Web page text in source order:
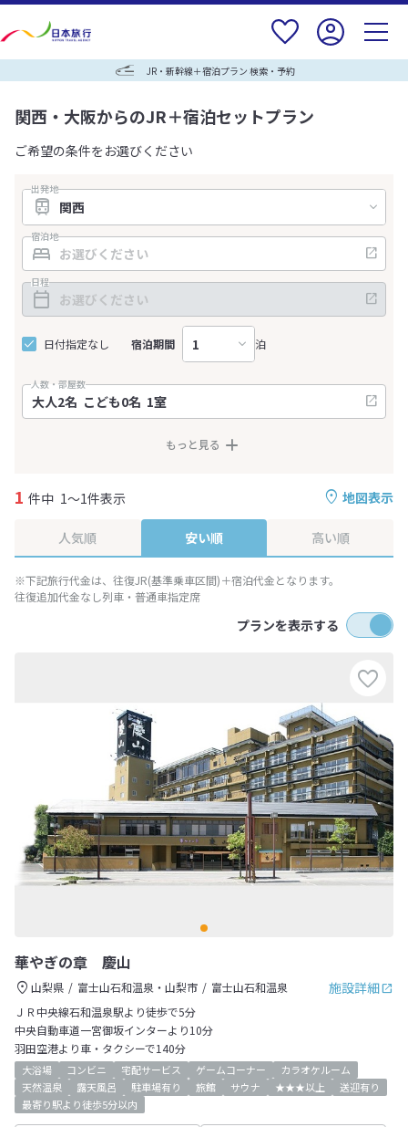
JR・新幹線＋宿泊プラン 検索・予約
関西・大阪からのJR＋宿泊セットプラン
ご希望の条件をお選びください
出発地
宿泊地
日程
日付指定なし 宿泊期間 泊
人数・部屋数
もっと見る
地図表示
1 件中 1～1件表示
人気順 安い順 高い順
※下記旅行代金は、往復JR(基準乗車区間)＋宿泊代金となります。
往復追加代金なし列車・普通車指定席
プランを表示する
華やぎの章 慶山
施設詳細
山梨県 富士山石和温泉・山梨市
富士山石和温泉
ＪＲ中央線石和温泉駅より徒歩で5分
中央自動車道一宮御坂インターより10分
羽田空港より車・タクシーで140分
大浴場 コンビニ 宅配サービス ゲームコーナー
カラオケルーム
天然温泉
露天風呂 駐車場有り 旅館 サウナ ★★★以上
送迎有り
最寄り駅より徒歩5分以内